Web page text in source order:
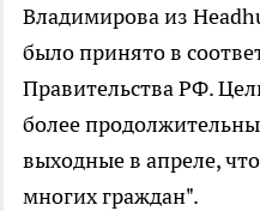
Владимирова из
было принято в
Правительства РФ.
более
выходные в апреле,
многих граждан".